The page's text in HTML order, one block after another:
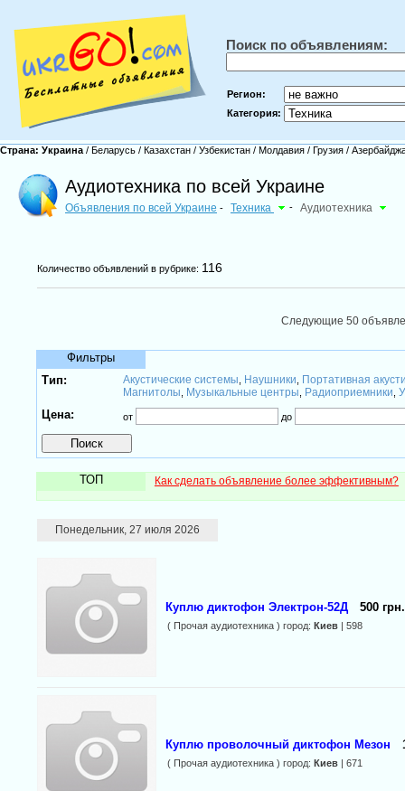
Поиск по объявлениям:
Регион:
Категория:
Страна: Украина / Беларусь / Казахстан / Узбекистан / Молдавия / Грузия /
Аудиотехника по всей Украине
Объявления по всей Украине - Техника - Аудиотехника
Количество объявлений в рубрике: 116
Следующие 50
Фильтры
Тип:
Акустические системы Наушники
Портативная
Магнитолы
Музыкальные центры Радиоприемники
Цена: от до
ТОП Как сделать объявление более эффективным?
Понедельник, 27 июля 2026
Куплю диктофон Электрон-52Д 500 грн.
( Прочая аудиотехника ) город: Киев| 598
Куплю проволочный диктофон Мезон
( Прочая аудиотехника ) город: Киев| 671